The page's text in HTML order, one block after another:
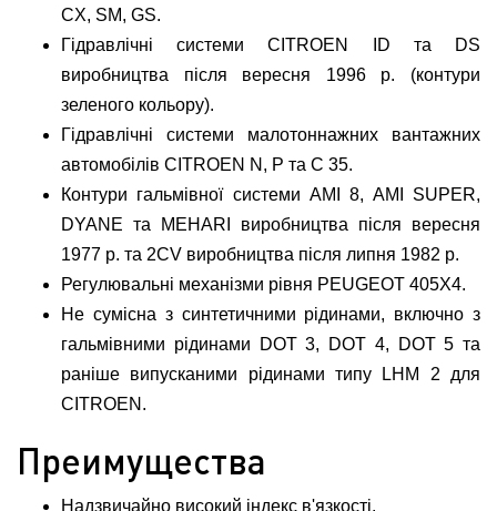
CX, SM, GS.
Гідравлічні системи CITROEN ID та DS
виробництва після вересня 1996 р. (контури
зеленого кольору).
Гідравлічні системи малотоннажних вантажних
автомобілів CITROEN N, P та C 35.
Контури гальмівної системи AMI 8, AMI SUPER,
DYANE та MEHARI виробництва після вересня
1977 р. та 2CV виробництва після липня 1982 р.
Регулювальні механізми рівня PEUGEOT 405Х4.
Не сумісна з синтетичними рідинами, включно з
гальмівними рідинами DOT 3, DOT 4, DOT 5 та
раніше випусканими рідинами типу LHM 2 для
CITROEN.
Преимущества
Надзвичайно високий індекс в'язкості.